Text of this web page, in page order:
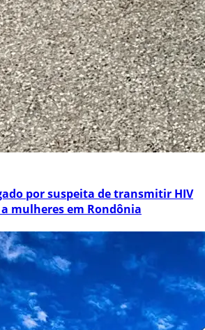
por suspeita de transmitir HIV
mulheres em Rondônia